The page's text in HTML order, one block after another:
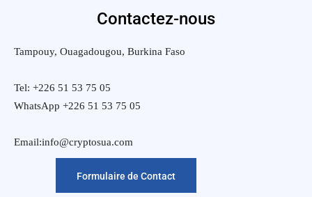
Contactez-nous
Tampouy, Ouagadougou, Burkina Faso
Tel: +226 51 53 75 05
WhatsApp +226 51 53 75 05
Email:info@cryptosua.com
Formulaire de Contact